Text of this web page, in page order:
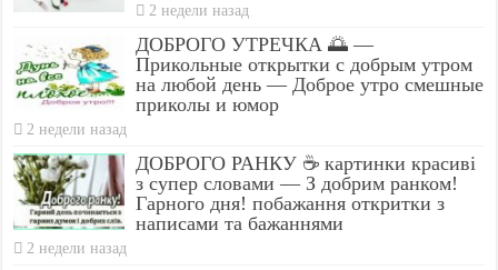
2 недели назад
ДОБРОГО УТРЕЧКА 🌅 —
Прикольные открытки с добрым утром
на любой день — Доброе утро смешные
приколы и юмор
2 недели назад
ДОБРОГО РАНКУ ☕ картинки красиві
з супер словами — З добрим ранком!
Гарного дня! побажання откритки з
написами та бажаннями
2 недели назад